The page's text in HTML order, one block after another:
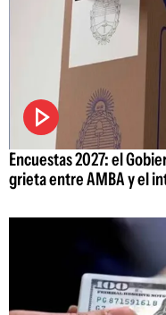
Encuestas 2027: el
grieta entre AMBA y el